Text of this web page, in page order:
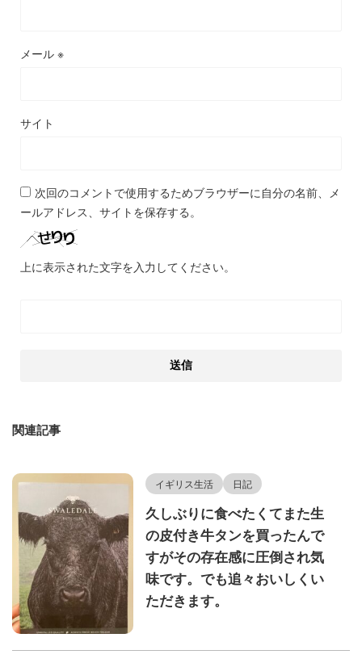
メール ※
サイト
次回のコメントで使用するためブラウザーに自分の名前、メ
ールアドレス、サイトを保存する。
上に表示された文字を入力してください。
関連記事
イギリス生活 日記
久しぶりに食べたくてまた生
の皮付き牛タンを買ったんで
すがその存在感に圧倒され気
味です。でも追々おいしくい
ただきます。